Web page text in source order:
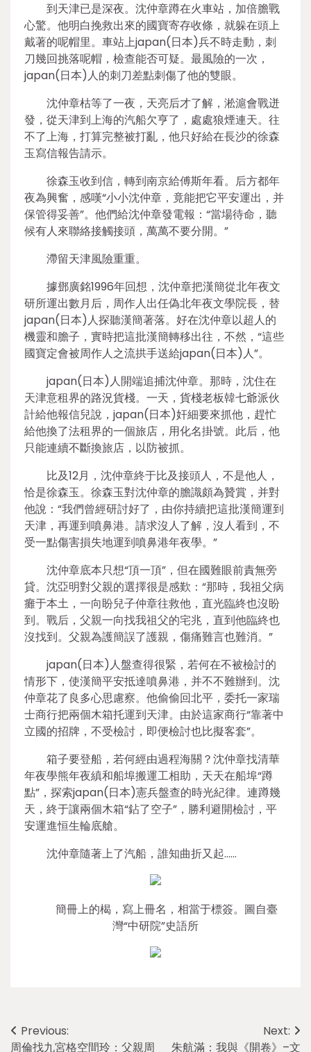
到天津已是深夜。沈仲章蹲在火車站，加倍膽戰
心驚。他明白挽救出來的國寶寄存收條，就躲在頭上
戴著的呢帽里。車站上japan(日本)兵不時走動，刺
刀幾回挑落呢帽，檢查能否可疑。最風險的一次，
japan(日本)人的刺刀差點刺傷了他的雙眼。
沈仲章枯等了一夜，天亮后才了解，淞滬會戰迸
發，從天津到上海的汽船欠亨了，處處狼煙連天。往
不了上海，打算完整被打亂，他只好給在長沙的徐森
玉寫信報告請示。
徐森玉收到信，轉到南京給傅斯年看。后方都年
夜為興奮，感嘆“小小沈仲章，竟能把它平安運出，并
保管得妥善”。他們給沈仲章發電報：“當場待命，聽
候有人來聯絡接觸接頭，萬萬不要分開。”
滯留天津風險重重。
據鄧廣銘1996年回想，沈仲章把漢簡從北年夜文
研所運出數月后，周作人出任偽北年夜文學院長，替
japan(日本)人探聽漢簡著落。好在沈仲章以超人的
機靈和膽子，實時把這批漢簡轉移出往，不然，“這些
國寶定會被周作人之流拱手送給japan(日本)人”。
japan(日本)人開端追捕沈仲章。那時，沈住在
天津意租界的路況貨棧。一天，貨棧老板韓七爺派伙
計給他報信兒說，japan(日本)奸細要來抓他，趕忙
給他換了法租界的一個旅店，用化名掛號。此后，他
只能連續不斷換旅店，以防被抓。
比及12月，沈仲章終于比及接頭人，不是他人，
恰是徐森玉。徐森玉對沈仲章的膽識頗為贊賞，并對
他說：“我們曾經研討好了，由你持續把這批漢簡運到
天津，再運到噴鼻港。請求沒人了解，沒人看到，不
受一點傷害損失地運到噴鼻港年夜學。”
沈仲章底本只想“頂一頂”，但在國難眼前責無旁
貸。沈亞明對父親的選擇很是感歎：“那時，我祖父病
癱于本土，一向盼兒子仲章往救他，直光臨終也沒盼
到。戰后，父親一向找我祖父的宅兆，直到他臨終也
沒找到。父親為護簡誤了護親，傷痛難言也難消。”
japan(日本)人盤查得很緊，若何在不被檢討的
情形下，使漢簡平安抵達噴鼻港，并不不難辦到。沈
仲章花了良多心思慮察。他偷偷回北平，委托一家瑞
士商行把兩個木箱托運到天津。由於這家商行“靠著中
立國的招牌，不受檢討，即便檢討也比擬客套”。
箱子要登船，若何經由過程海關？沈仲章找清華
年夜學熊年夜縝和船埠搬運工相助，天天在船埠“蹲
點”，探索japan(日本)憲兵盤查的時光紀律。連蹲幾
天，終于讓兩個木箱“鉆了空子”，勝利避開檢討，平
安運進恒生輪底艙。
沈仲章隨著上了汽船，誰知曲折又起……
簡冊上的楬，寫上冊名，相當于標簽。圖自臺
灣“中研院”史語所
Post
Previous:
周倫找九宮格空間玲：父親周
Next:
朱航滿：我與《開卷》–文